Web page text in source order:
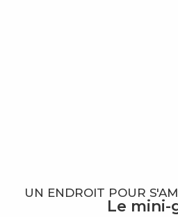
UN ENDROIT POUR
Le